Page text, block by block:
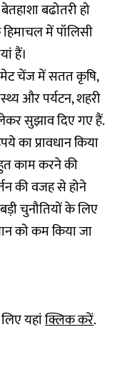
बढोतरी हो
में पॉलिसी
हैं।
चेंज में सतत कृषि,
और पर्यटन, शहरी
सुझाव दिए गए हैं.
का प्रावधान किया
काम करने की
की वजह से होने
चुनौतियों के लिए
को कम किया जा
यहांक्लिक करें.